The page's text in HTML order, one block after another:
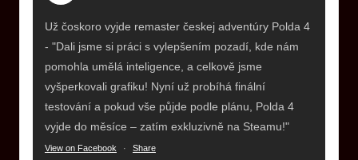
Už čoskoro vyjde remaster českej adventúry Polda 4
- "Dali jsme si práci s vylepšením pozadí, kde nám
pomohla umělá inteligence, a celkově jsme
vyšperkovali grafiku! Nyní už probíhá finální
testování a pokud vše půjde podle plánu, Polda 4
vyjde do měsíce – zatím exkluzivně na Steamu!"
View on Facebook · Share